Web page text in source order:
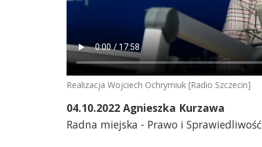
Realizacja Wojciech Ochrymiuk [Radio Szczecin]
04.10.2022 Agnieszka Kurzawa
Radna miejska - Prawo i Sprawiedliwość